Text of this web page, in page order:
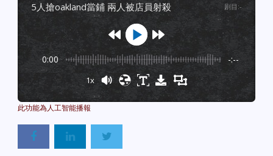
5人搶oakland當鋪 兩人被店員射殺 剧目 :-
0:00 -:--
1x